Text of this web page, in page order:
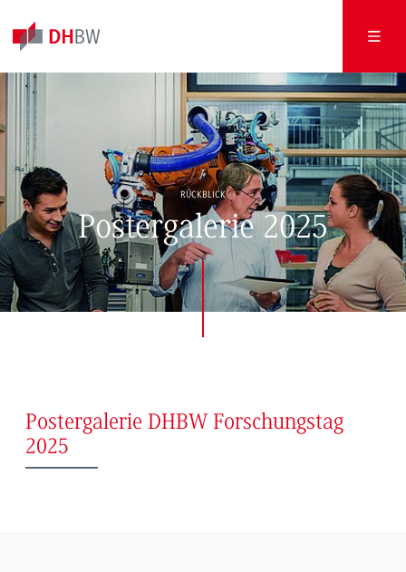
RÜCKBLICK
Postergalerie 2025
Postergalerie DHBW Forschungstag
2025